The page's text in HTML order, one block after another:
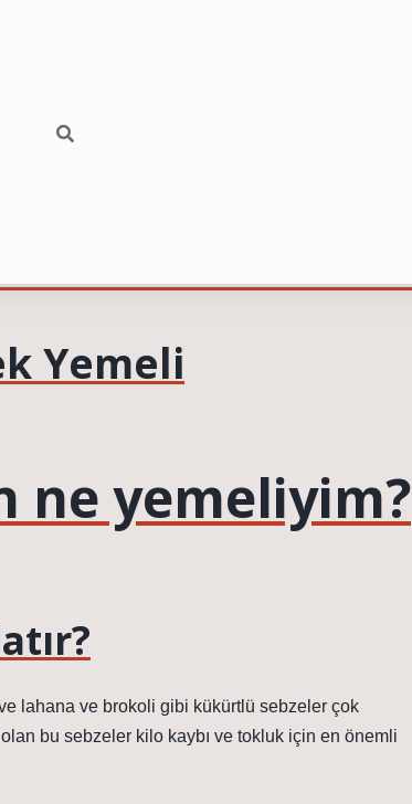
Yemeli
ne yemeliyim?
lahana ve brokoli gibi kükürtlü sebzeler çok
bu sebzeler kilo kaybı ve tokluk için en önemli